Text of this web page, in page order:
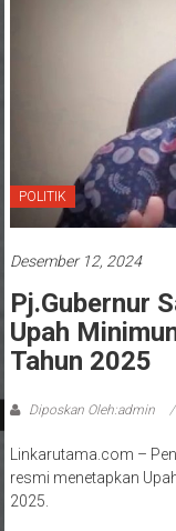
Upah
Tahun 2025
resmi menetapkan
2025.